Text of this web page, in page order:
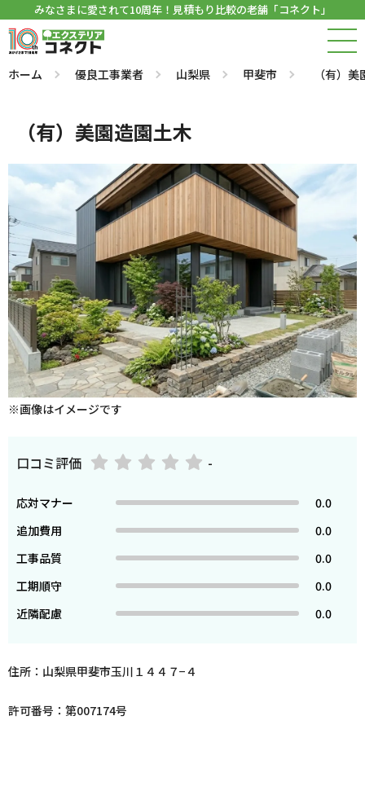
みなさまに愛されて10周年！見積もり比較の老舗「コネクト」
ホーム 優良工事業者 山梨県 甲斐市 （有）
（有）美園造園土木
※画像はイメージです
口コミ評価 -
応対マナー
0.0
追加費用
0.0
工事品質
0.0
工期順守
0.0
近隣配慮
0.0
住所：山梨県甲斐市玉川１４４７−４
許可番号：第007174号